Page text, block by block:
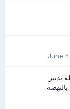
June
تدبير